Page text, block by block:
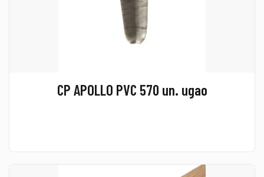
CP APOLLO PVC 570 un. ugao